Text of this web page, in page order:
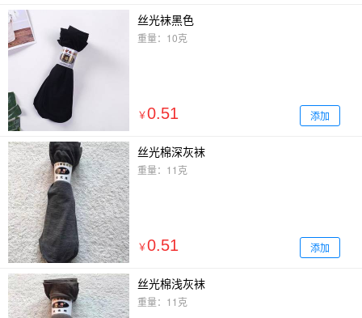
丝光袜黑色
重量：10克
￥0.51 添加
丝光棉深灰袜
重量：11克
￥0.51 添加
丝光棉浅灰袜
重量：11克